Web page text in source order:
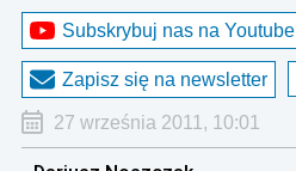
Subskrybuj nas na Youtube
Zapisz się na newsletter
27 września 2011, 10:01